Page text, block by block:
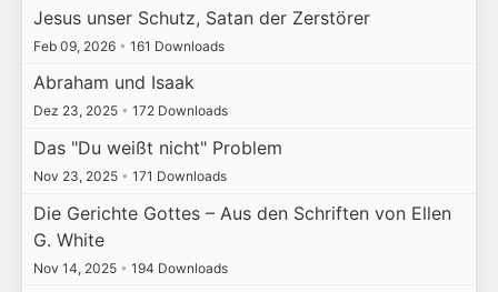
Jesus unser Schutz, Satan der Zerstörer
Feb 09, 2026 • 161 Downloads
Abraham und Isaak
Dez 23, 2025 • 172 Downloads
Das "Du weißt nicht" Problem
Nov 23, 2025 • 171 Downloads
Die Gerichte Gottes – Aus den Schriften von Ellen
G. White
Nov 14, 2025 • 194 Downloads